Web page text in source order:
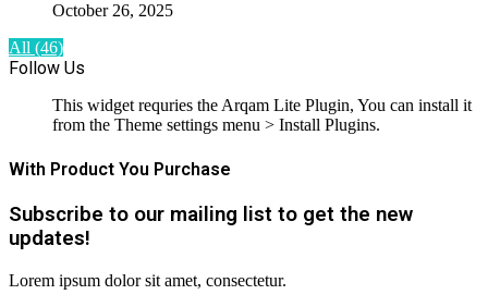
October 26, 2025
All (46)
Follow Us
This widget requries the Arqam Lite Plugin, You can install it
from the Theme settings menu > Install Plugins.
With Product You Purchase
Subscribe to our mailing list to get the new
updates!
Lorem ipsum dolor sit amet, consectetur.